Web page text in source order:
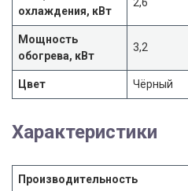
охлаждения, кВт
Мощность
обогрева, кВт
3,2
Цвет Чёрный
Характеристики
Производительность